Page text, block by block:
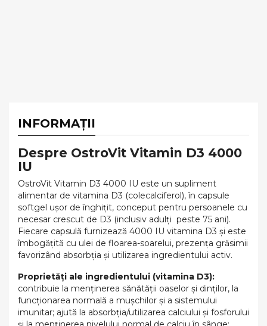
INFORMAȚII
Despre OstroVit Vitamin D3 4000
IU
OstroVit Vitamin D3 4000 IU este un supliment
alimentar de vitamina D3 (colecalciferol), în capsule
softgel ușor de înghițit, conceput pentru persoanele cu
necesar crescut de D3 (inclusiv adulți peste 75 ani).
Fiecare capsulă furnizează 4000 IU vitamina D3 și este
îmbogățită cu ulei de floarea-soarelui, prezența grăsimii
favorizând absorbția și utilizarea ingredientului activ.
Proprietăți ale ingredientului (vitamina D3):
contribuie la menținerea sănătății oaselor și dinților, la
funcționarea normală a mușchilor și a sistemului
imunitar; ajută la absorbția/utilizarea calciului și fosforului